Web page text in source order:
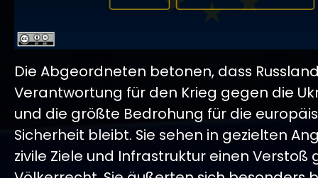
Die Abgeordneten betonen, dass
Verantwortung für den Krieg gegen die
und die größte Bedrohung für die
Sicherheit bleibt. Sie sehen in gezielten
zivile Ziele und Infrastruktur einen Verstoß